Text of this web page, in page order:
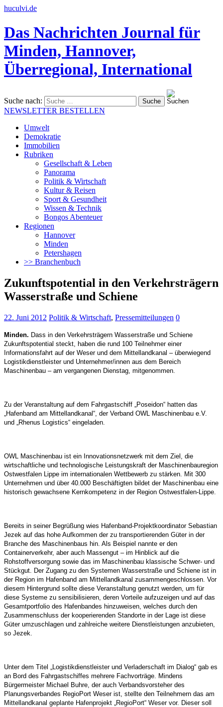
huculvi.de
Das Nachrichten Journal für
Minden, Hannover,
Überregional, International
Suche nach:
NEWSLETTER BESTELLEN
Umwelt
Demokratie
Immobilien
Rubriken
Gesellschaft & Leben
Panorama
Politik & Wirtschaft
Kultur & Reisen
Sport & Gesundheit
Wissen & Technik
Bongos Abenteuer
Regionen
Hannover
Minden
Petershagen
>> Branchenbuch
Zukunftspotential in den Verkehrsträgern
Wasserstraße und Schiene
22. Juni 2012 Politik & Wirtschaft, Pressemitteilungen 0
Minden. Dass in den Verkehrsträgern Wasserstraße und Schiene
Zukunftspotential steckt, haben die rund 100 Teilnehmer einer
Informationsfahrt auf der Weser und dem Mittellandkanal – überwiegend
Logistikdienstleister und Unternehmer/innen aus dem Bereich
Maschinenbau – am vergangenen Dienstag, mitgenommen.
Zu der Veranstaltung auf dem Fahrgastschiff „Poseidon“ hatten das
„Hafenband am Mittellandkanal“, der Verband OWL Maschinenbau e.V.
und „Rhenus Logistics“ eingeladen.
OWL Maschinenbau ist ein Innovationsnetzwerk mit dem Ziel, die
wirtschaftliche und technologische Leistungskraft der Maschinenbauregion
Ostwestfalen Lippe im internationalen Wettbewerb zu stärken. Mit 300
Unternehmen und über 40.000 Beschäftigten bildet der Maschinenbau eine
historisch gewachsene Kernkompetenz in der Region Ostwestfalen-Lippe.
Bereits in seiner Begrüßung wies Hafenband-Projektkoordinator Sebastian
Jezek auf das hohe Aufkommen der zu transportierenden Güter in der
Branche des Maschinenbaus hin. Als Beispiel nannte er den
Containerverkehr, aber auch Massengut – im Hinblick auf die
Rohstoffversorgung sowie das im Maschinenbau klassische Schwer- und
Stückgut. Der Zugang zu den Systemen Wasserstraße und Schiene ist in
der Region im Hafenband am Mittellandkanal zusammengeschlossen. Vor
diesem Hintergrund sollte diese Veranstaltung genutzt werden, um für
diese Systeme zu sensibilisieren, deren Vorteile aufzuzeigen und auf das
Gesamtportfolio des Hafenbandes hinzuweisen, welches durch den
Zusammenschluss der kooperierenden Standorte in der Lage ist diese
Güter umzuschlagen und zahlreiche weitere Dienstleistungen anzubieten,
so Jezek.
Unter dem Titel „Logistikdienstleister und Verladerschaft im Dialog“ gab es
an Bord des Fahrgastschiffes mehrere Fachvorträge. Mindens
Bürgermeister Michael Buhre, der auch Verbandsvorsteher des
Planungsverbandes RegioPort Weser ist, stellte den Teilnehmern das am
Mittellandkanal geplante Hafenprojekt „RegioPort“ Weser vor. Dieser soll